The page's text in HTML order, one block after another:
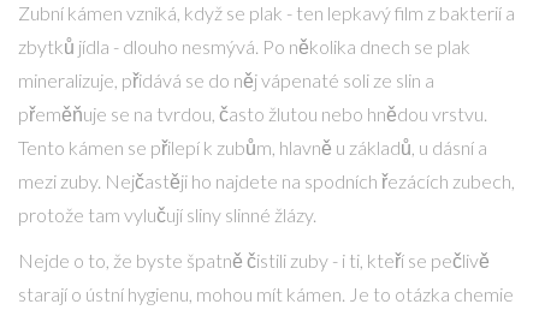
Zubní kámen vzniká, když se plak - ten lepkavý film z bakterií a
zbytků jídla - dlouho nesmývá. Po několika dnech se plak
mineralizuje, přidává se do něj vápenaté soli ze slin a
přeměňuje se na tvrdou, často žlutou nebo hnědou vrstvu.
Tento kámen se přilepí k zubům, hlavně u základů, u dásní a
mezi zuby. Nejčastěji ho najdete na spodních řezácích zubech,
protože tam vylučují sliny slinné žlázy.
Nejde o to, že byste špatně čistili zuby - i ti, kteří se pečlivě
starají o ústní hygienu, mohou mít kámen. Je to otázka chemie